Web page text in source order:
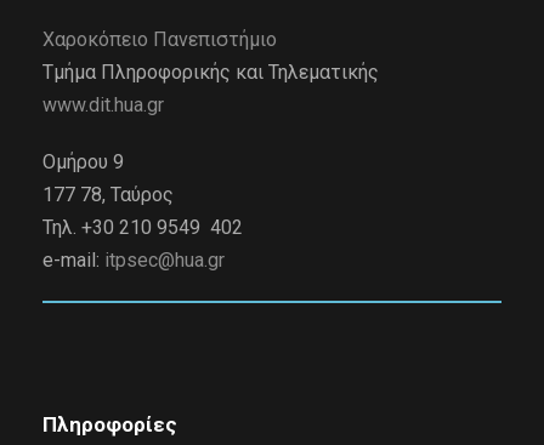
Χαροκόπειο Πανεπιστήμιο
Τμήμα Πληροφορικής και Τηλεματικής
www.dit.hua.gr
Ομήρου 9
177 78, Ταύρος
Τηλ. +30 210 9549 402
e-mail: itpsec@hua.gr
Πληροφορίες